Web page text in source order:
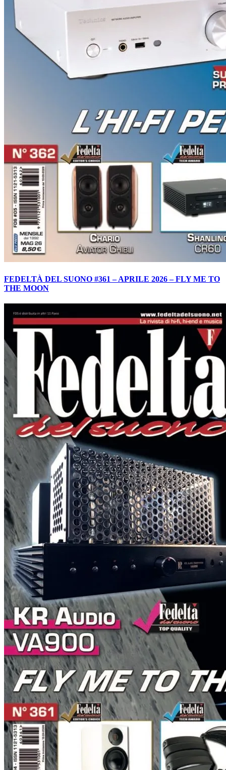
FEDELTÀ DEL SUONO #361 – APRILE 2026 – FLY ME TO
THE MOON